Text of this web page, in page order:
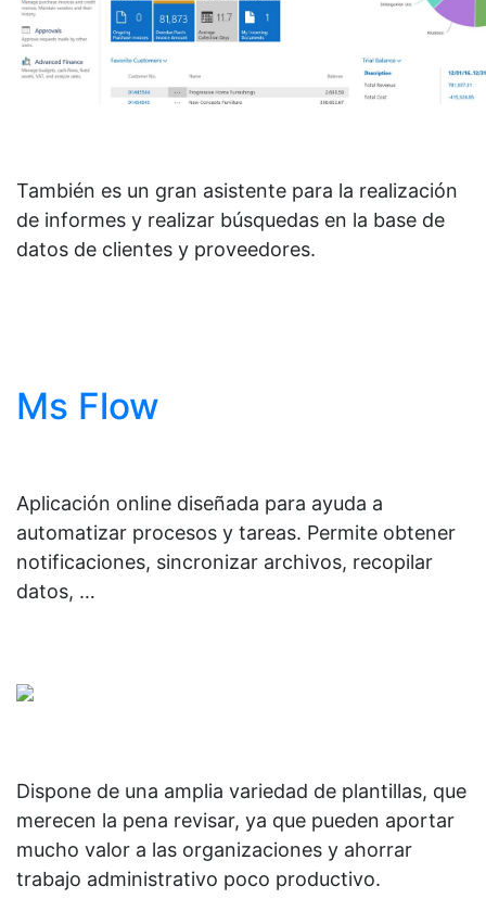
También es un gran asistente para la realización
de informes y realizar búsquedas en la base de
datos de clientes y proveedores.
Ms Flow
Aplicación online diseñada para ayuda a
automatizar procesos y tareas. Permite obtener
notificaciones, sincronizar archivos, recopilar
datos, …
Dispone de una amplia variedad de plantillas, que
merecen la pena revisar, ya que pueden aportar
mucho valor a las organizaciones y ahorrar
trabajo administrativo poco productivo.